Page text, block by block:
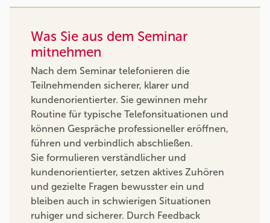
Was Sie aus dem Seminar
mitnehmen
Nach dem Seminar telefonieren die
Teilnehmenden sicherer, klarer und
kundenorientierter. Sie gewinnen mehr
Routine für typische Telefonsituationen und
können Gespräche professioneller eröffnen,
führen und verbindlich abschließen.
Sie formulieren verständlicher und
kundenorientierter, setzen aktives Zuhören
und gezielte Fragen bewusster ein und
bleiben auch in schwierigen Situationen
ruhiger und sicherer. Durch Feedback